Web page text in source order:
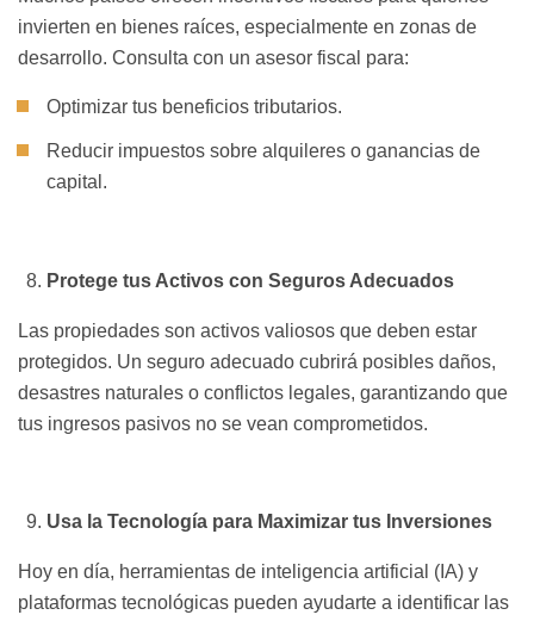
invierten en bienes raíces, especialmente en zonas de
desarrollo. Consulta con un asesor fiscal para:
Optimizar tus beneficios tributarios.
Reducir impuestos sobre alquileres o ganancias de
capital.
Protege tus Activos con Seguros Adecuados
Las propiedades son activos valiosos que deben estar
protegidos. Un seguro adecuado cubrirá posibles daños,
desastres naturales o conflictos legales, garantizando que
tus ingresos pasivos no se vean comprometidos.
Usa la Tecnología para Maximizar tus Inversiones
Hoy en día, herramientas de inteligencia artificial (IA) y
plataformas tecnológicas pueden ayudarte a identificar las